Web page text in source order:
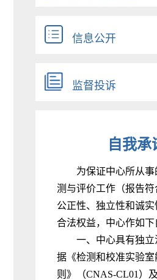
信息公开
监督投诉
自我承
为保证中心所从
测与评价工作（报告
公正性、独立性和诚实
合法权益，中心作如下
一、中心具有独
据《检测和校准实验室
则》（CNAS-CL01）